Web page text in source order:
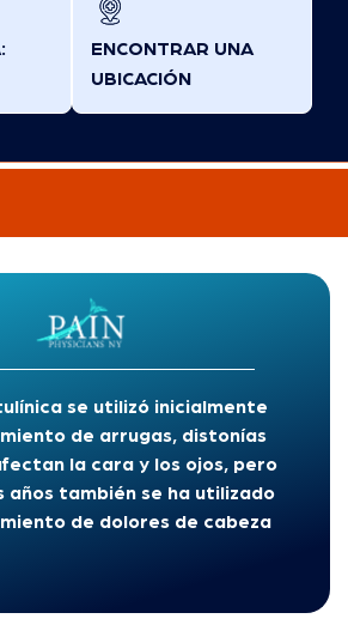
ENCONTRAR UNA
UBICACIÓN
se utilizó inicialmente
de arrugas, distonías
la cara y los ojos, pero
años también se ha utilizado
de dolores de cabeza